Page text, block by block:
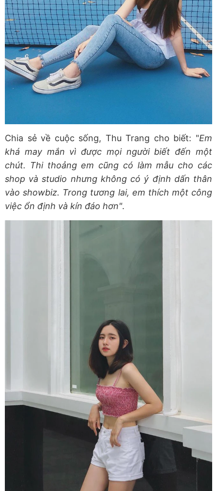
Chia sẻ về cuộc sống, Thu Trang cho biết: "Em
khá may mắn vì được mọi người biết đến một
chút. Thi thoảng em cũng có làm mẫu cho các
shop và studio nhưng không có ý định dấn thân
vào showbiz. Trong tương lai, em thích một công
việc ổn định và kín đáo hơn".